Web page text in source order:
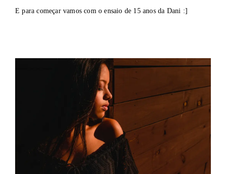
E para começar vamos com o ensaio de 15 anos da Dani :]